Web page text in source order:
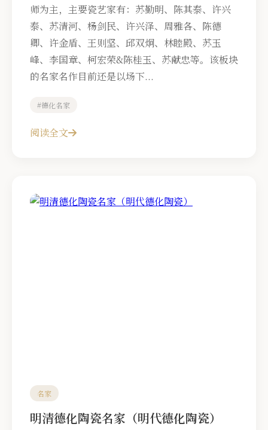
师为主，主要瓷艺家有：苏勤明、陈其泰、许兴
泰、苏清河、杨剑民、许兴泽、周雅各、陈德
卿、许金盾、王则坚、邱双炯、林睦殿、苏玉
峰、李国章、柯宏荣&陈桂玉、苏献忠等。该板块
的名家名作目前还是以场下...
#德化名家
阅读全文
名家
明清德化陶瓷名家（明代德化陶瓷）